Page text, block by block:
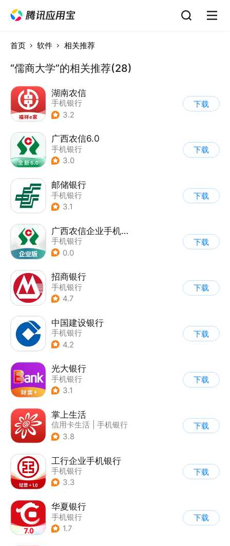
首页 软件 相关推荐
“儒商大学”的相关推荐(28)
湖南农信
手机银行
3.2
下载
广西农信6.0
手机银行
3.0
下载
邮储银行
手机银行
3.1
下载
广西农信企业手机银行
手机银行
0.0
下载
招商银行
手机银行
4.7
下载
中国建设银行
手机银行
4.2
下载
光大银行
手机银行
3.1
下载
掌上生活
信用卡生活
手机银行
3.8
下载
工行企业手机银行
手机银行
3.3
下载
华夏银行
手机银行
1.7
下载